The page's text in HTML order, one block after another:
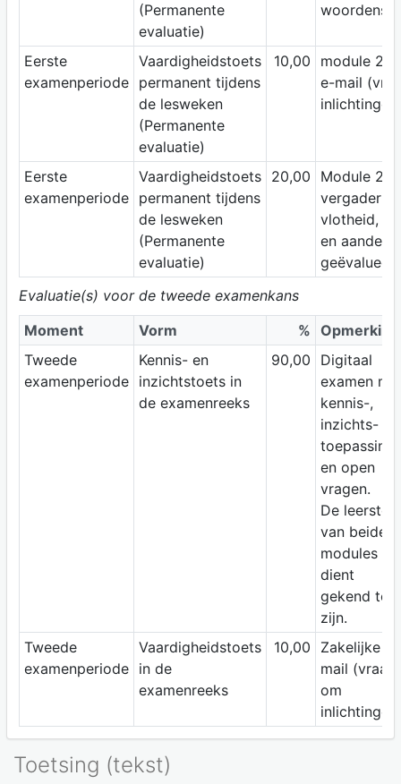
(Permanente
evaluatie)
Eerste
examenperiode
Vaardigheidstoets
permanent tijdens
de lesweken
(Permanente
evaluatie)
10,00
module 2:
e-mail
Eerste
examenperiode
Vaardigheidstoets
permanent tijdens
de lesweken
(Permanente
evaluatie)
20,00
Module 2:
vlotheid,
en aandeel
Evaluatie(s) voor de tweede examenkans
Moment
Vorm % Opmerking
Tweede
examenperiode
Kennis- en
inzichtstoets in
de examenreeks
90,00
Digitaal
examen
kennis-,
inzichts-
en open
vragen.
De leerstof
van beide
modules
dient
gekend te
zijn.
Tweede
examenperiode
Vaardigheidstoets
in de
examenreeks
10,00
Zakelijke e-
mail (vraag
om
Toetsing (tekst)